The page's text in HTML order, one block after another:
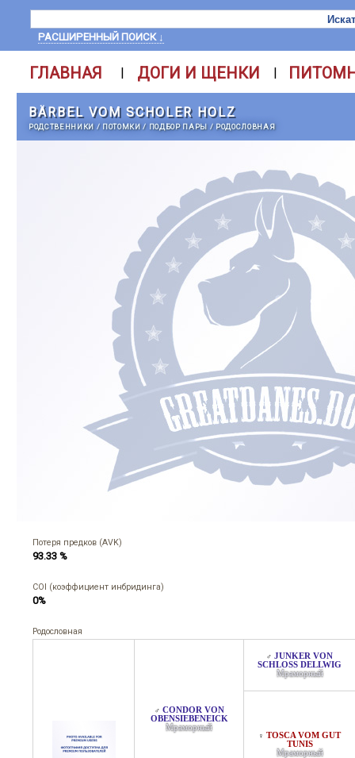
РАСШИРЕННЫЙ ПОИСК ↓
ГЛАВНАЯ | ДОГИ И ЩЕНКИ |
BÄRBEL VOM SCHOLER HOLZ
РОДСТВЕННИКИ / ПОТОМКИ/ ПОДБОР ПАРЫ / РОДОСЛОВНАЯ
Потеря предков (AVK)
93.33 %
COI (коэффициент инбридинга)
0%
Родословная
♂ CONDOR VON
OBENSIEBENEICK
Мраморный
♂ JUNKER VON
SCHLOSS DELLWIG
Мраморный
♀ TOSCA VOM GUT
TUNIS
Мраморный